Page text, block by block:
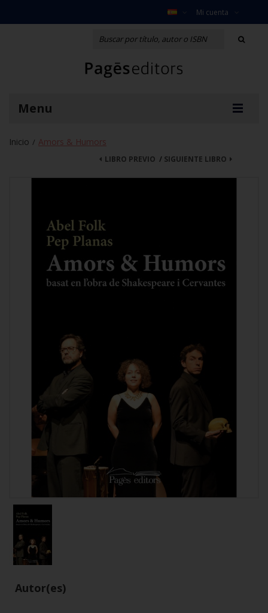
Mi cuenta
Menu
Inicio / Amors & Humors
SIGUIENTE LIBRO
LIBRO PREVIO /
Autor(es)